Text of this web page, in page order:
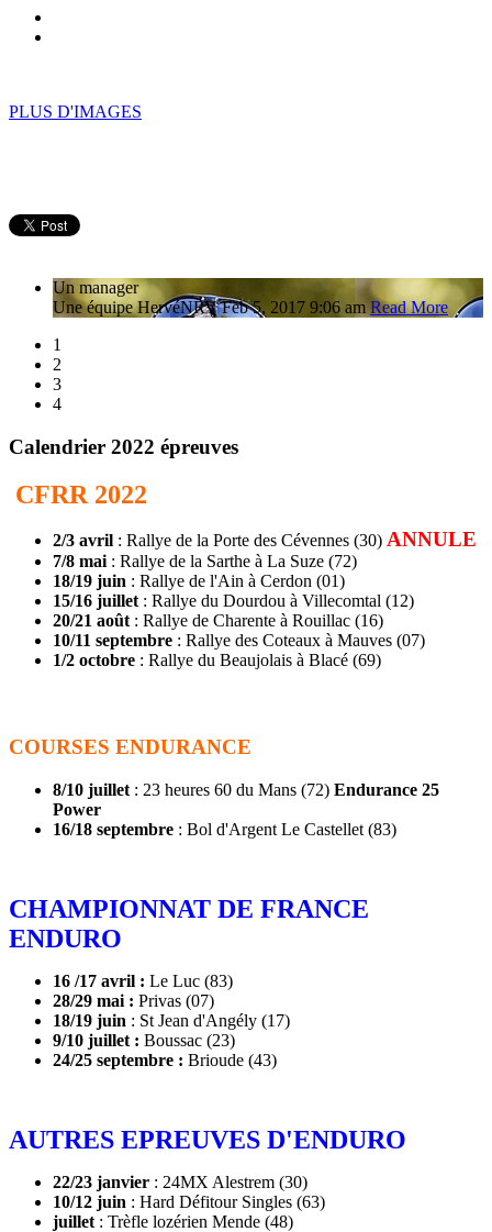
PLUS D'IMAGES
Un manager
Une équipe HervéNRV Feb 5, 2017 9:06 amRead More
1
2
3
4
Calendrier 2022 épreuves
CFRR 2022
2/3 avril : Rallye de la Porte des Cévennes (30) ANNULE
7/8 mai : Rallye de la Sarthe à La Suze (72)
18/19 juin : Rallye de l'Ain à Cerdon (01)
15/16 juillet : Rallye du Dourdou à Villecomtal (12)
20/21 août : Rallye de Charente à Rouillac (16)
10/11 septembre : Rallye des Coteaux à Mauves (07)
1/2 octobre : Rallye du Beaujolais à Blacé (69)
COURSES ENDURANCE
8/10 juillet : 23 heures 60 du Mans (72) Endurance 25
Power
16/18 septembre : Bol d'Argent Le Castellet (83)
CHAMPIONNAT DE FRANCE
ENDURO
16 /17 avril : Le Luc (83)
28/29 mai : Privas (07)
18/19 juin : St Jean d'Angély (17)
9/10 juillet : Boussac (23)
24/25 septembre : Brioude (43)
AUTRES EPREUVES D'ENDURO
22/23 janvier : 24MX Alestrem (30)
10/12 juin : Hard Défitour Singles (63)
juillet : Trèfle lozérien Mende (48)